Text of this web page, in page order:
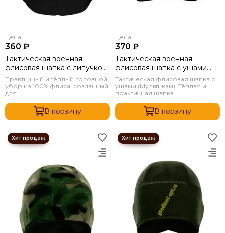
Цена
360 ₽
Тактическая военная
флисовая шапка с липучкой
Черный
Практичный и тёплый головной
убор из 100% флиса, созданный
для...
В корзину
Цена
370 ₽
Тактическая военная
флисовая шапка с ушами
Мультикам
Тактическая флисовая шапка с
ушами (Мультикам). Тёплая и
практичная шапка...
В корзину